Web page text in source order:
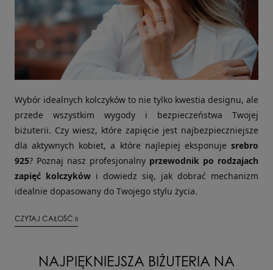
Wybór idealnych kolczyków to nie tylko kwestia designu, ale
przede wszystkim wygody i bezpieczeństwa Twojej
biżuterii. Czy wiesz, które zapięcie jest najbezpieczniejsze
dla aktywnych kobiet, a które najlepiej eksponuje srebro
925? Poznaj nasz profesjonalny przewodnik po rodzajach
zapięć kolczyków i dowiedz się, jak dobrać mechanizm
idealnie dopasowany do Twojego stylu życia.
CZYTAJ CAŁOŚĆ »
NAJPIĘKNIEJSZA BIŻUTERIA NA